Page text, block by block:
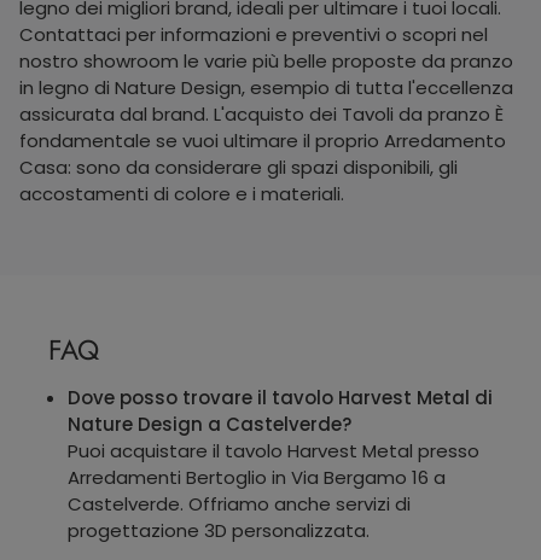
legno dei migliori brand, ideali per ultimare i tuoi locali.
Contattaci per informazioni e preventivi o scopri nel
nostro showroom le varie più belle proposte da pranzo
in legno di Nature Design, esempio di tutta l'eccellenza
assicurata dal brand. L'acquisto dei Tavoli da pranzo È
fondamentale se vuoi ultimare il proprio Arredamento
Casa: sono da considerare gli spazi disponibili, gli
accostamenti di colore e i materiali.
FAQ
Dove posso trovare il tavolo Harvest Metal di
Nature Design a Castelverde?
Puoi acquistare il tavolo Harvest Metal presso
Arredamenti Bertoglio in Via Bergamo 16 a
Castelverde. Offriamo anche servizi di
progettazione 3D personalizzata.